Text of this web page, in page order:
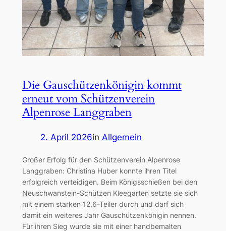
Die Gauschützenkönigin kommt
erneut vom Schützenverein
Alpenrose Langgraben
2. April 2026in Allgemein
Großer Erfolg für den Schützenverein Alpenrose
Langgraben: Christina Huber konnte ihren Titel
erfolgreich verteidigen. Beim Königsschießen bei den
Neuschwanstein-Schützen Kleegarten setzte sie sich
mit einem starken 12,6-Teiler durch und darf sich
damit ein weiteres Jahr Gauschützenkönigin nennen.
Für ihren Sieg wurde sie mit einer handbemalten